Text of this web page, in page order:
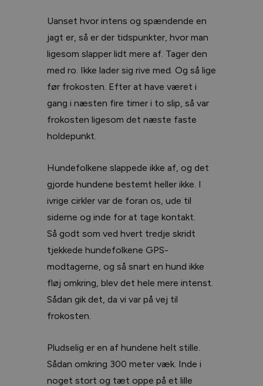
Uanset hvor intens og spændende en
jagt er, så er der tidspunkter, hvor man
ligesom slapper lidt mere af. Tager den
med ro. Ikke lader sig rive med. Og så lige
før frokosten. Efter at have været i
gang i næsten fire timer i to slip, så var
frokosten ligesom det næste faste
holdepunkt.
Hundefolkene slappede ikke af, og det
gjorde hundene bestemt heller ikke. I
ivrige cirkler var de foran os, ude til
siderne og inde for at tage kontakt.
Så godt som ved hvert tredje skridt
tjekkede hundefolkene GPS-
modtagerne, og så snart en hund ikke
fløj omkring, blev det hele mere intenst.
Sådan gik det, da vi var på vej til
frokosten.
Pludselig er en af hundene helt stille.
Sådan omkring 300 meter væk. Inde i
noget stort og tæt oppe på et lille